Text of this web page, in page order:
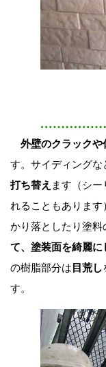
外壁のクラック
す。サイディングな
打ち替え ます（シ
れることもありま
かり落としたり塗料
て、塗装面を綺麗
の樹脂部分は 目荒し
す。